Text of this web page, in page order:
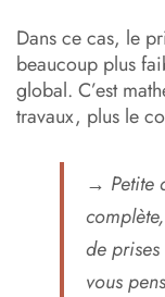
Dans ce cas, le
beaucoup plus
global. C’est
travaux, plus le
→ Petite
de
vous